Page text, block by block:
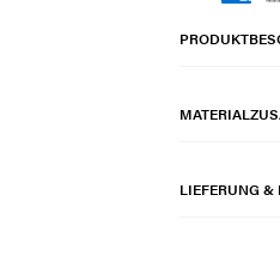
LIEFERUNG &